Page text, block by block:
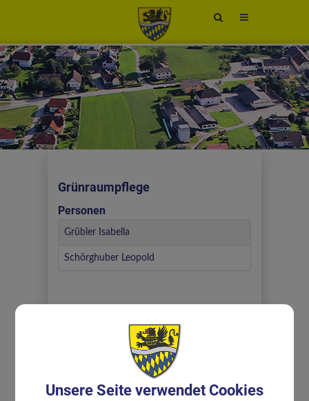
Site
toggle
Grünraumpflege
Personen
Grübler Isabella
Schörghuber Leopold
Unsere Seite verwendet Cookies